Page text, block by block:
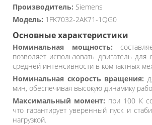
Производитель: Siemens
Модель: 1FK7032-2AK71-1QG0
Основные характеристики
Номинальная мощность:
позволяет использовать двигатель
средней интенсивности в компактных
Номинальная скорость вращения:
мин, обеспечивая высокую динамику
Максимальный момент: при 100 К
что гарантирует уверенный пуск и
нагрузкой.